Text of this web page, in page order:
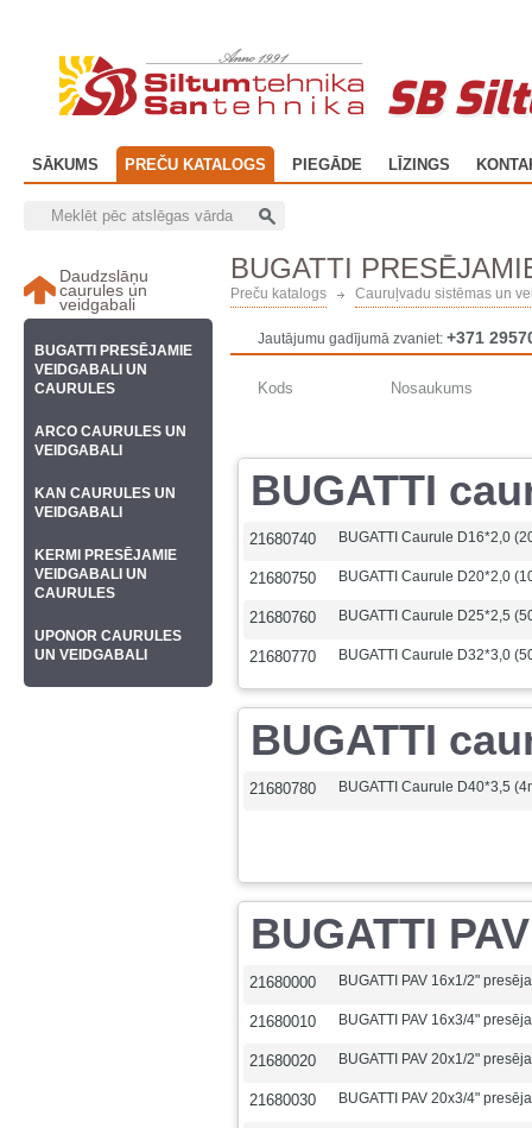
SB
SĀKUMS PREČU KATALOGS PIEGĀDE LĪZINGS
BUGATTI
Preču katalogs Cauruļvadu sistēmas un
Jautājumu gadījumā zvaniet: +371
Kods Nosaukums
BUGATTI
21680740 BUGATTI Caurule D16*2,0
21680750 BUGATTI Caurule D20*2,0
21680760 BUGATTI Caurule D25*2,5
21680770 BUGATTI Caurule D32*3,0
BUGATTI
21680780 BUGATTI Caurule D40*3,5
BUGATTI
21680000 BUGATTI PAV 16x1/2"
21680010 BUGATTI PAV 16x3/4"
21680020 BUGATTI PAV 20x1/2"
21680030 BUGATTI PAV 20x3/4"
Daudzslāņu
caurules un
veidgabali
BUGATTI PRESĒJAMIE
VEIDGABALI UN
CAURULES
ARCO CAURULES UN
VEIDGABALI
KAN CAURULES UN
VEIDGABALI
KERMI PRESĒJAMIE
VEIDGABALI UN
CAURULES
UPONOR CAURULES
UN VEIDGABALI